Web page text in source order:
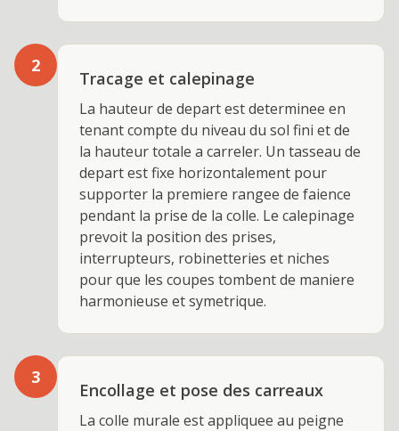
2
Tracage et calepinage
La hauteur de depart est determinee en
tenant compte du niveau du sol fini et de
la hauteur totale a carreler. Un tasseau de
depart est fixe horizontalement pour
supporter la premiere rangee de faience
pendant la prise de la colle. Le calepinage
prevoit la position des prises,
interrupteurs, robinetteries et niches
pour que les coupes tombent de maniere
harmonieuse et symetrique.
3
Encollage et pose des carreaux
La colle murale est appliquee au peigne